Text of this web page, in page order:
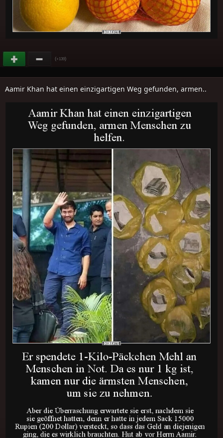
(+139)
Aamir Khan hat einen einzigartigen Weg gefunden, armen..